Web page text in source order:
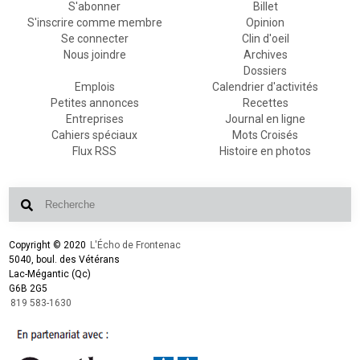
S'abonner
S'inscrire comme membre
Se connecter
Nous joindre
Billet
Opinion
Clin d'oeil
Archives
Dossiers
Emplois
Petites annonces
Entreprises
Cahiers spéciaux
Flux RSS
Calendrier d'activités
Recettes
Journal en ligne
Mots Croisés
Histoire en photos
Copyright © 2020 L'Écho de Frontenac
5040, boul. des Vétérans
Lac-Mégantic (Qc)
G6B 2G5
819 583-1630